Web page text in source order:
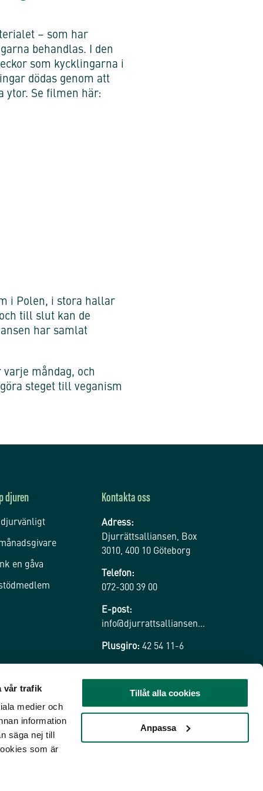
vår trafik
medier och
information
säga nej till
som är
Tillåt alla cookies
Anpassa
– som har
behandlas. I den
som kycklingarna i
dödas genom att
ytor. Se filmen här:
i Polen, i stora hallar
till slut kan de
har samlat
måndag, och
steget till veganism
djuren
djurvänligt
en gåva
Kontakta oss
Adress:
Djurrättsalliansen, Box
3010, 400 10 Göteborg
Telefon:
072-300 39 00
E-post:
info@djurrattsalliansen.se
Plusgiro: 42 54 11-6